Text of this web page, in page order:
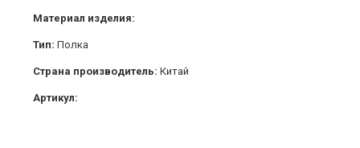
Материал изделия:
Тип: Полка
Страна производитель: Китай
Артикул: